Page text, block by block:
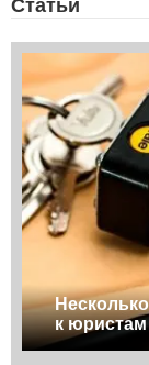
Статьи
к